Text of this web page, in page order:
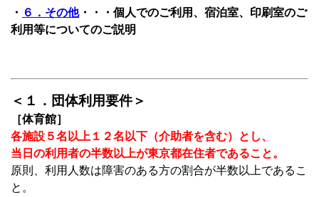
・ ６．その他・・・個人でのご利用、宿泊室、印刷室のご
利用等についてのご説明
＜１．団体利用要件＞
［体育館］
各施設５名以上１２名以下（介助者を含む）とし、
当日の利用者の半数以上が東京都在住者であること。
原則、利用人数は障害のある方の割合が半数以上であるこ
と。